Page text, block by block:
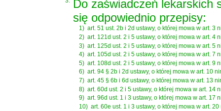
Do zaświadczeń lekarskich
się odpowiednio przepisy:
1) art. 51 ust. 2b i 2d ustawy, o której mowa w art. 3
2) art. 121d ust. 2 i 5 ustawy, o której mowa w art. 4
3) art. 125d ust. 2 i 5 ustawy, o której mowa w art. 5
4) art. 105d ust. 2 i 5 ustawy, o której mowa w art. 7
5) art. 108d ust. 2 i 5 ustawy, o której mowa w art. 9
6) art. 94 § 2b i 2d ustawy, o której mowa w art. 10
7) art. 45 § 6b i 6d ustawy, o której mowa w art. 13
8) art. 60d ust. 2 i 5 ustawy, o której mowa w art. 14
9) art. 96d ust. 1 i 3 ustawy, o której mowa w art. 17
10) art. 60e ust. 1 i 3 ustawy, o której mowa w art.